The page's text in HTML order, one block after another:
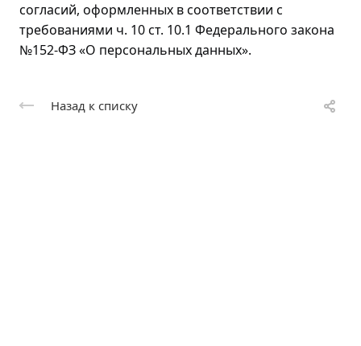
согласий, оформленных в соответствии с
требованиями ч. 10 ст. 10.1 Федерального закона
№152-ФЗ «О персональных данных».
Назад к списку